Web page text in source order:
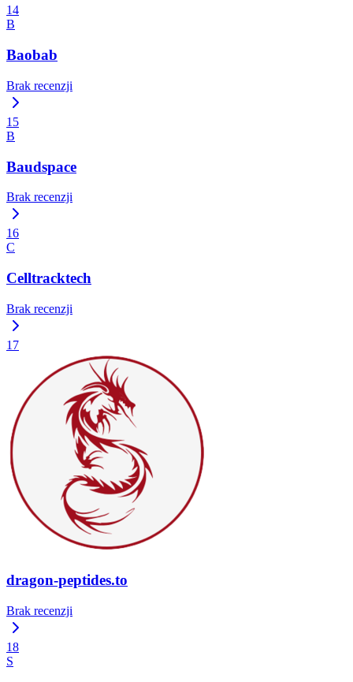
14
B
Baobab
Brak recenzji
15
B
Baudspace
Brak recenzji
16
C
Celltracktech
Brak recenzji
17
dragon-peptides.to
Brak recenzji
18
S